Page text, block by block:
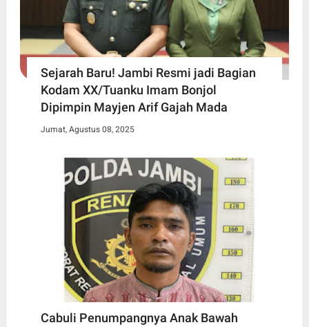
Sejarah Baru! Jambi Resmi jadi Bagian
Kodam XX/Tuanku Imam Bonjol
Dipimpin Mayjen Arif Gajah Mada
Jumat, Agustus 08, 2025
Cabuli Penumpangnya Anak Bawah